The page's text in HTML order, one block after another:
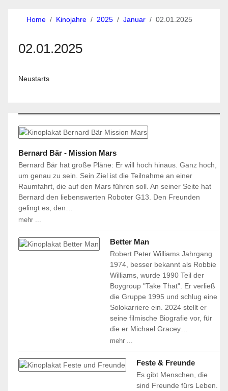
Home Kinojahre 2025 Januar 02.01.2025
02.01.2025
Neustarts
Bernard Bär - Mission Mars
Bernard Bär hat große Pläne: Er will hoch hinaus. Ganz hoch,
um genau zu sein. Sein Ziel ist die Teilnahme an einer
Raumfahrt, die auf den Mars führen soll. An seiner Seite hat
Bernard den liebenswerten Roboter G13. Den Freunden
gelingt es, den…
mehr ...
Better Man
Robert Peter Williams Jahrgang
1974, besser bekannt als Robbie
Williams, wurde 1990 Teil der
Boygroup "Take That". Er verließ
die Gruppe 1995 und schlug eine
Solokarriere ein. 2024 stellt er
seine filmische Biografie vor, für
die er Michael Gracey…
mehr ...
Feste & Freunde
Es gibt Menschen, die
sind Freunde fürs Leben.